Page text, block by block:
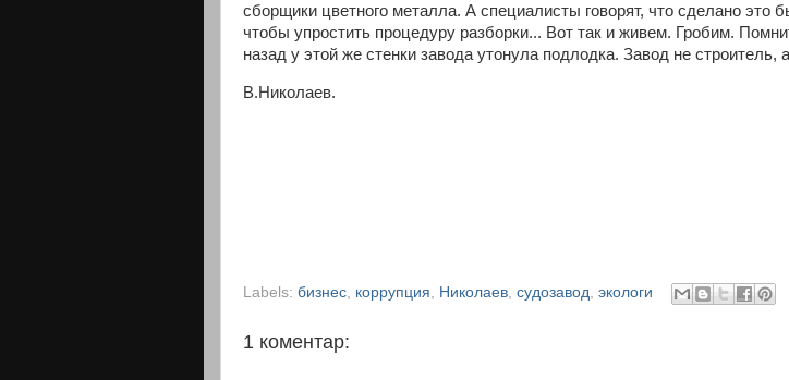
сборщики цветного металла. А специалисты говорят, что сделано это
чтобы упростить процедуру разборки... Вот так и живем. Гробим.
назад у этой же стенки завода утонула подлодка. Завод не строитель,
В.Николаев.
Labels: бизнес, коррупция, Николаев, судозавод, экологи
1 коментар: